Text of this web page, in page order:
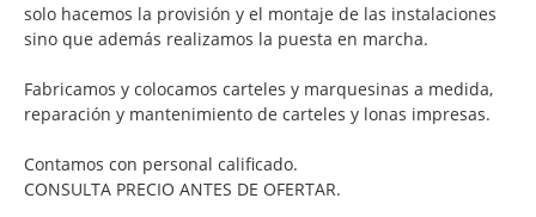
solo hacemos la provisión y el montaje de las instalaciones
sino que además realizamos la puesta en marcha.
Fabricamos y colocamos carteles y marquesinas a medida,
reparación y mantenimiento de carteles y lonas impresas.
Contamos con personal calificado.
CONSULTA PRECIO ANTES DE OFERTAR.